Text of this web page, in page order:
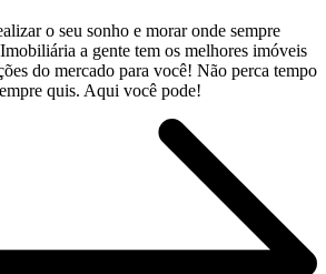
o seu sonho e morar onde sempre
a gente tem os melhores imóveis
do mercado para você! Não perca tempo
quis. Aqui você pode!